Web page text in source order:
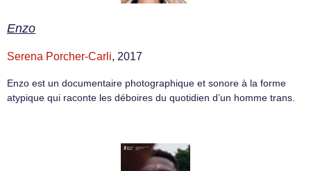
Enzo
Serena Porcher-Carli, 2017
Enzo est un documentaire photographique et sonore à la forme
atypique qui raconte les déboires du quotidien d’un homme trans.